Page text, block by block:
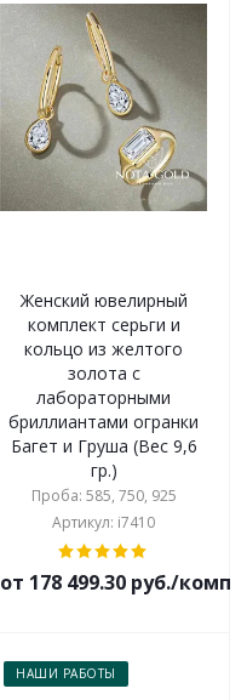
Женский ювелирный
комплект серьги и
кольцо из желтого
золота с
лабораторными
бриллиантами огранки
Багет и Груша (Вес 9,6
гр.)
Проба: 585, 750, 925
Артикул: i7410
от 178 499.30 руб./
НАШИ РАБОТЫ